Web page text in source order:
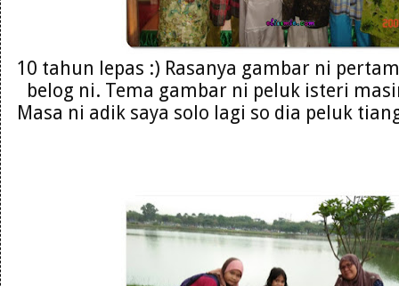
10 tahun lepas :) Rasanya gambar ni
belog ni. Tema gambar ni peluk isteri
Masa ni adik saya solo lagi so dia peluk